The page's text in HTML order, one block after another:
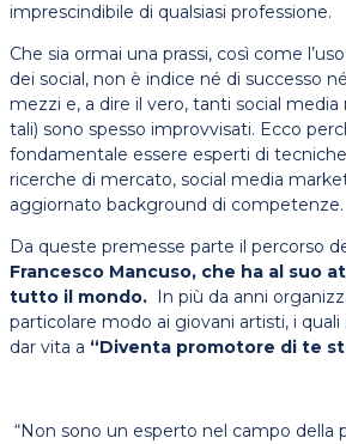
imprescindibile di qualsiasi professione.
Che sia ormai una prassi, così come
dei social, non è indice né di successo
mezzi e, a dire il vero, tanti social
tali) sono spesso improvvisati. Ecco
fondamentale essere esperti di
ricerche di mercato, social media
aggiornato background di competenze.
Da queste premesse parte il percorso
Francesco Mancuso, che ha al suo
tutto il mondo. In più da anni
particolare modo ai giovani artisti, i
dar vita a “Diventa promotore di te
“Non sono un esperto nel campo della